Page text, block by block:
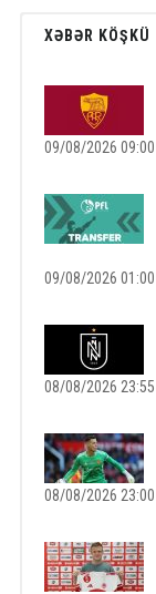
XƏBƏR KÖŞKÜ
09/08/2026 09:00
09/08/2026 01:00
08/08/2026 23:55
08/08/2026 23:00